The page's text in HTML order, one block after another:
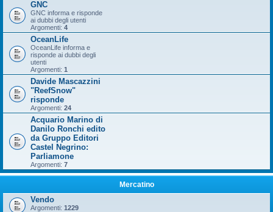
GNC
GNC informa e risponde
ai dubbi degli utenti
Argomenti: 4
OceanLife
OceanLife informa e
risponde ai dubbi degli
utenti
Argomenti: 1
Davide Mascazzini
"ReefSnow"
risponde
Argomenti: 24
Acquario Marino di
Danilo Ronchi edito
da Gruppo Editori
Castel Negrino:
Parliamone
Argomenti: 7
Mercatino
Vendo
Argomenti: 1229